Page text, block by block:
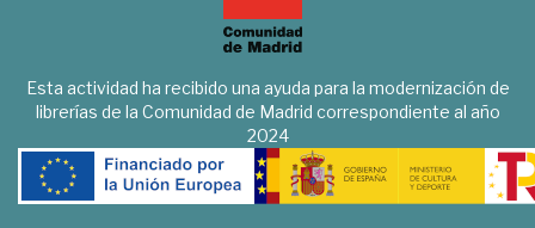
Esta actividad ha recibido una ayuda para la modernización de
librerías de la Comunidad de Madrid correspondiente al año
2024